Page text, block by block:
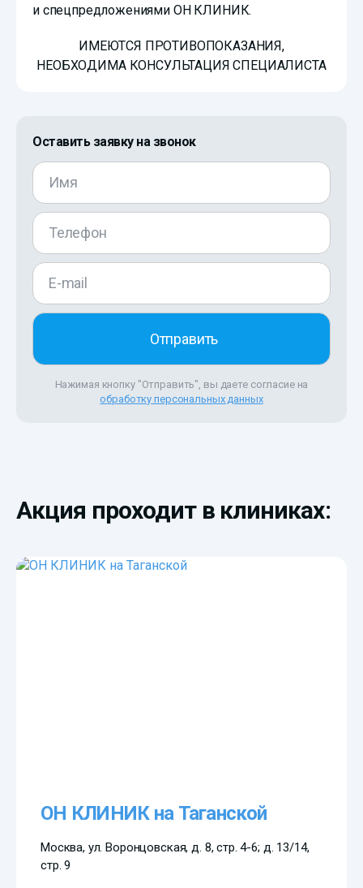
и спецпредложениями ОН КЛИНИК.
ИМЕЮТСЯ ПРОТИВОПОКАЗАНИЯ,
НЕОБХОДИМА КОНСУЛЬТАЦИЯ СПЕЦИАЛИСТА
Оставить заявку на звонок
Нажимая кнопку "Отправить", вы даете согласие на
обработку персональных данных
Акция проходит в клиниках:
ОН КЛИНИК на Таганской
Москва, ул. Воронцовская, д. 8, стр. 4-6; д. 13/14,
стр. 9